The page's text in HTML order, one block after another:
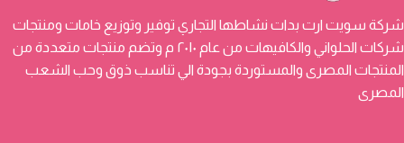
شركة سويت ارت بدات نشاطها التجاري توفير وتوزيع خامات ومنتجات
شركات الحلواني والكافيهات من عام ٢٠١٠ م وتضم منتجات متعددة من
المنتجات المصرى والمستوردة بجودة الي تناسب ذوق وحب الشعب
المصرى